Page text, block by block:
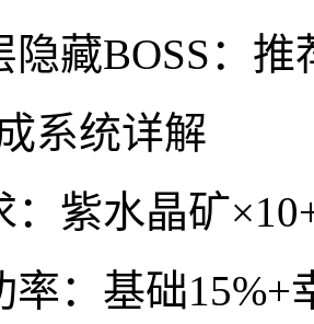
隐藏BOSS：
系统详解
：紫水晶矿
率：基础15%+